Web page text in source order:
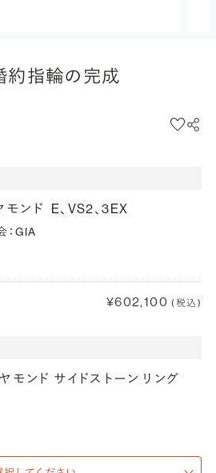
約指輪の完成
ンド E、VS2、3EX
：GIA
¥602,100 (税込)
モンド サイドストーン リング